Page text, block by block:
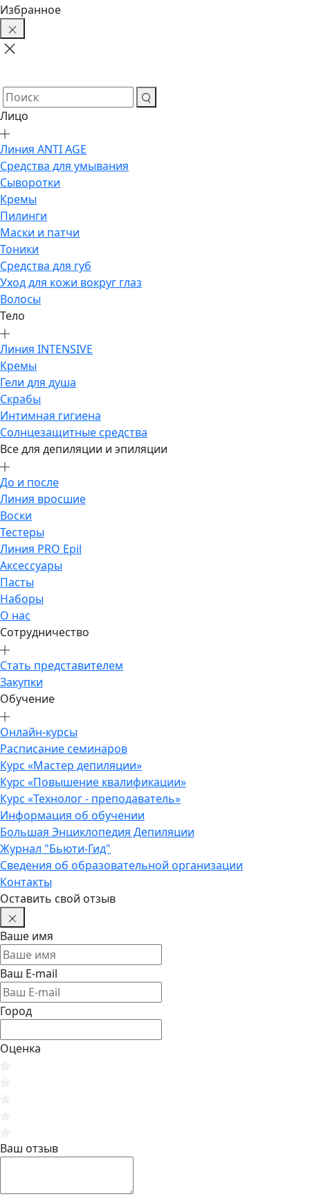
Избранное
Лицо
Линия ANTI AGE
Средства для умывания
Сыворотки
Кремы
Пилинги
Маски и патчи
Тоники
Средства для губ
Уход для кожи вокруг глаз
Волосы
Тело
Линия INTENSIVE
Кремы
Гели для душа
Скрабы
Интимная гигиена
Солнцезащитные средства
Все для депиляции и эпиляции
До и после
Линия вросшие
Воски
Тестеры
Линия PRO Epil
Аксессуары
Пасты
Наборы
О нас
Сотрудничество
Стать представителем
Закупки
Обучение
Онлайн-курсы
Расписание семинаров
Курс «Мастер депиляции»
Курс «Повышение квалификации»
Курс «Технолог - преподаватель»
Информация об обучении
Большая Энциклопедия Депиляции
Журнал "Бьюти-Гид"
Сведения об образовательной организации
Контакты
Оставить свой отзыв
Ваше имя
Ваш E-mail
Город
Оценка
Ваш отзыв